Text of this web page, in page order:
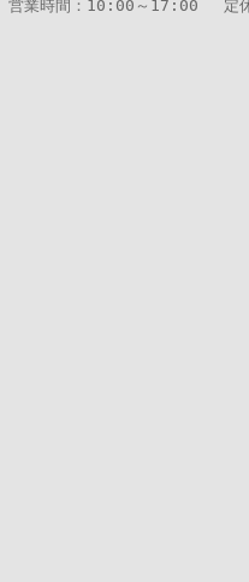
営業時間：10:00～17:00 定休